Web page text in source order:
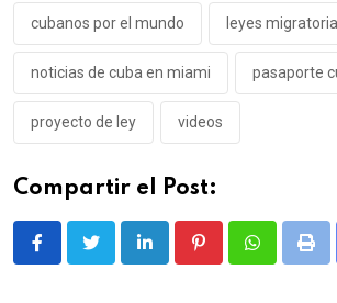
cubanos por el mundo leyes
noticias de cuba en miami pasaporte
proyecto de ley videos
Compartir el Post:
LinkedIn PinterestWhatsappPrint